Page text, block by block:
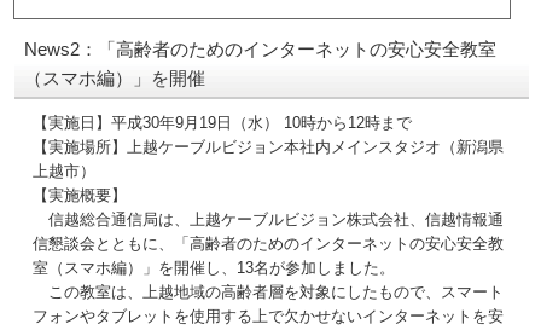
News2：「高齢者のためのインターネットの安心安全教室
（スマホ編）」を開催
【実施日】平成30年9月19日（水） 10時から12時まで
【実施場所】上越ケーブルビジョン本社内メインスタジオ（新潟県
上越市）
【実施概要】
信越総合通信局は、上越ケーブルビジョン株式会社、信越情報通
信懇談会とともに、「高齢者のためのインターネットの安心安全教
室（スマホ編）」を開催し、13名が参加しました。
この教室は、上越地域の高齢者層を対象にしたもので、スマート
フォンやタブレットを使用する上で欠かせないインターネットを安